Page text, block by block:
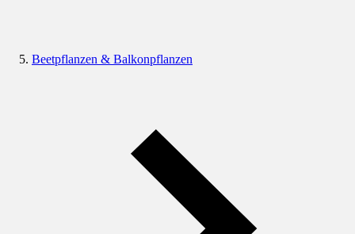
Beetpflanzen & Balkonpflanzen